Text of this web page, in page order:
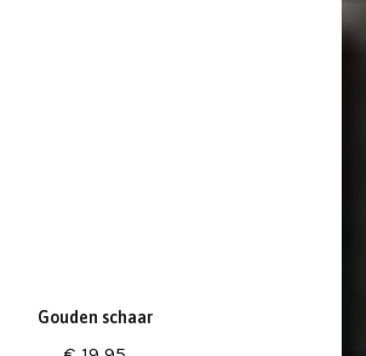
Gouden schaar